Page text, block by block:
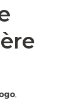
,